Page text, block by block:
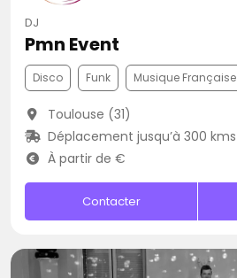
DJ
Pmn Event
Disco Funk Musique Française
Toulouse (31)
Déplacement jusqu’à 300 kms
À partir de €
Contacter